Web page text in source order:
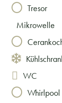
Tresor
Mikrowelle
WC
Whirlpool